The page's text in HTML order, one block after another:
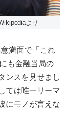
より
満面で「これ
も金融当局の
ンスを見せまし
ては唯一リーマ
にモノが言えな